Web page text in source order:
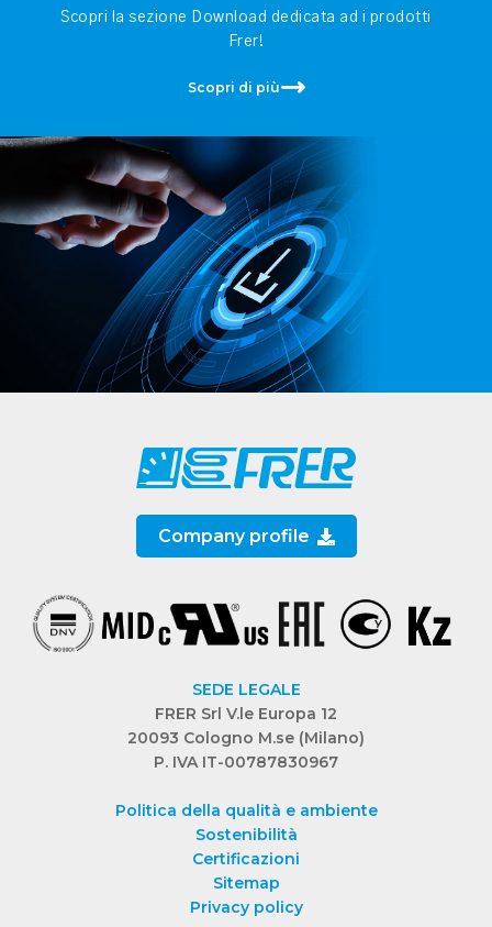
Scopri la sezione Download dedicata ad i prodotti
Frer!
Scopri di più
Company profile
SEDE LEGALE
FRER Srl V.le Europa 12
20093 Cologno M.se (Milano)
P. IVA IT-00787830967
Politica della qualità e ambiente
Sostenibilità
Certificazioni
Sitemap
Privacy policy